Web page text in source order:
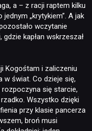
a – z racji raptem kilku
„krytykiem”. A jak
wczytanie
kapłan wskrzeszał
Kogośtam i zaliczeniu
świat. Co dzieje się,
się starcie,
Wszystko dzięki
przy klasie pancerza
broń musi